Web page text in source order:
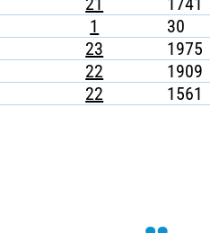
1 30
23 1975
22 1909
22 1561